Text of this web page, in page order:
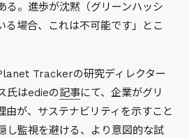
る。進歩が沈黙（グリーンハッシ
る場合、これは不可能です」
とこ
Trackerの研究ディレクター
氏はedieの記事にて、企業がグリ
由が、サステナビリティを示すこと
し監視を避ける、より意図的な試